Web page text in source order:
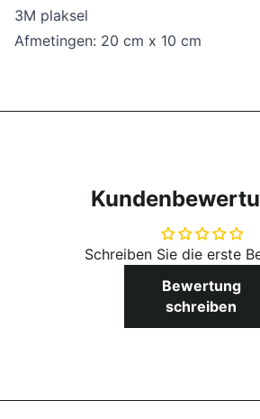
3M plaksel
Afmetingen: 20 cm x 10 cm
Schreiben Sie die erste
Bewertung
schreiben